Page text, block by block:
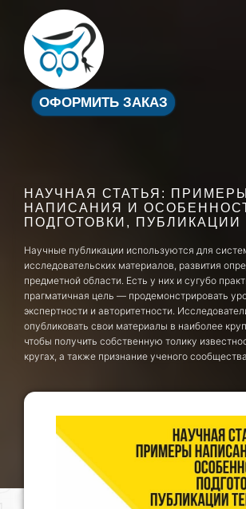
ОФОРМИТЬ ЗАКАЗ
НАУЧНАЯ СТАТЬЯ: ПРИМЕРЫ
НАПИСАНИЯ И
ПОДГОТОВКИ, ПУБЛИКАЦИИ
Научные публикации используются для
исследовательских материалов, развития
предметной области. Есть у них и сугубо
прагматичная цель — продемонстрировать
экспертности и авторитетности.
опубликовать свои материалы в наиболее
чтобы получить собственную толику
кругах, а также признание ученого